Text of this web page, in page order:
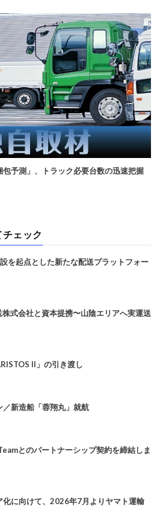
包予測」、トラック必要台数の迅速把握
チェック
を起点とした新たな配送プラットフォー
式会社と資本提携〜山陰エリアへ実運送
II」の引き渡し
新造船「蓉翔丸」就航
とのパートナーシップ契約を締結しま
化に向けて、2026年7月よりヤマト運輸